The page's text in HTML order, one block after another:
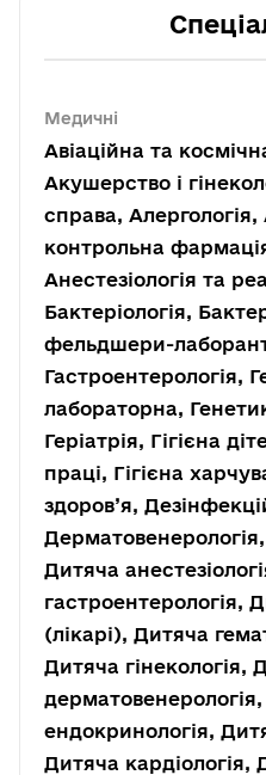
Медичні
Авіаційна та
Акушерство і
справа,
контрольна
Анестезіологія та
Бактеріологія,
фельдшери-
Гастроентерологія,
лабораторна,
Геріатрія, Гігієна
праці, Гігієна
здоров’я,
Дитяча
гастроентерологія,
(лікарі), Дитяча
Дитяча гінекологія,
ендокринологія,
Дитяча кардіологія,